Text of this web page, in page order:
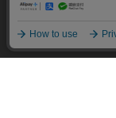
詳細については
プ